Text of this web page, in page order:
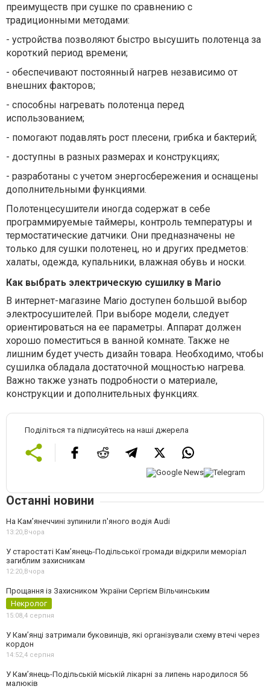
преимуществ при сушке по сравнению с
традиционными методами:
- устройства позволяют быстро высушить полотенца за
короткий период времени;
- обеспечивают постоянный нагрев независимо от
внешних факторов;
- способны нагревать полотенца перед
использованием;
- помогают подавлять рост плесени, грибка и бактерий;
- доступны в разных размерах и конструкциях;
- разработаны с учетом энергосбережения и оснащены
дополнительными функциями.
Полотенцесушители иногда содержат в себе
программируемые таймеры, контроль температуры и
термостатические датчики. Они предназначены не
только для сушки полотенец, но и других предметов:
халаты, одежда, купальники, влажная обувь и носки.
Как выбрать электрическую сушилку в Mario
В интернет-магазине Mario доступен большой выбор
электросушителей. При выборе модели, следует
ориентироваться на ее параметры. Аппарат должен
хорошо поместиться в ванной комнате. Также не
лишним будет учесть дизайн товара. Необходимо, чтобы
сушилка обладала достаточной мощностью нагрева.
Важно также узнать подробности о материале,
конструкции и дополнительных функциях.
Поділіться та підписуйтесь на наші джерела
Останні новини
На Камʼянеччині зупинили п'яного водія Audi
13:20, Вчора
У старостаті Кам’янець-Подільської громади відкрили меморіал
загиблим захисникам
12:20, Вчора
Прощання із Захисником України Сергієм Вільчинським
Некролог
15:08,4 серпня
У Кам’янці затримали буковинців, які організували схему втечі через
кордон
14:52,4 серпня
У Кам’янець-Подільській міській лікарні за липень народилося 56
малюків